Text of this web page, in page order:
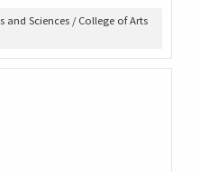
Sciences / College of Arts